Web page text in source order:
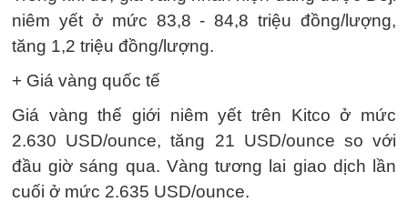
niêm yết ở mức 83,8 - 84,8 triệu đồng/lượng,
tăng 1,2 triệu đồng/lượng.
+ Giá vàng quốc tế
Giá vàng thế giới niêm yết trên Kitco ở mức
2.630 USD/ounce, tăng 21 USD/ounce so với
đầu giờ sáng qua. Vàng tương lai giao dịch lần
cuối ở mức 2.635 USD/ounce.